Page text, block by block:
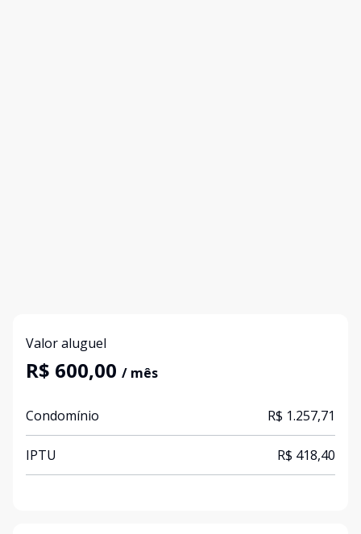
Valor aluguel
R$ 600,00 / mês
Condomínio R$ 1.257,71
IPTU R$ 418,40